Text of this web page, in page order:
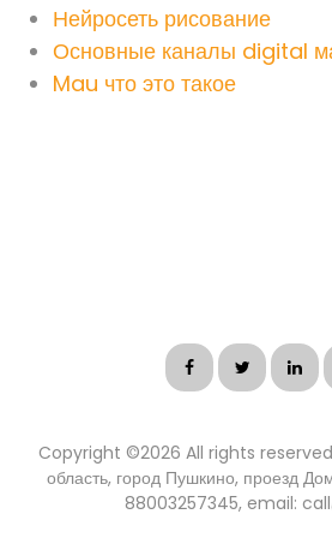
Нейросеть рисование
Основные каналы digital
Mau что это такое
Copyright ©2026 All rights reserved
область, город Пушкино, проезд
88003257345, email: